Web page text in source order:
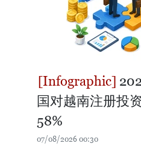
国对越南注册投
58%
07/08/2026 00:30